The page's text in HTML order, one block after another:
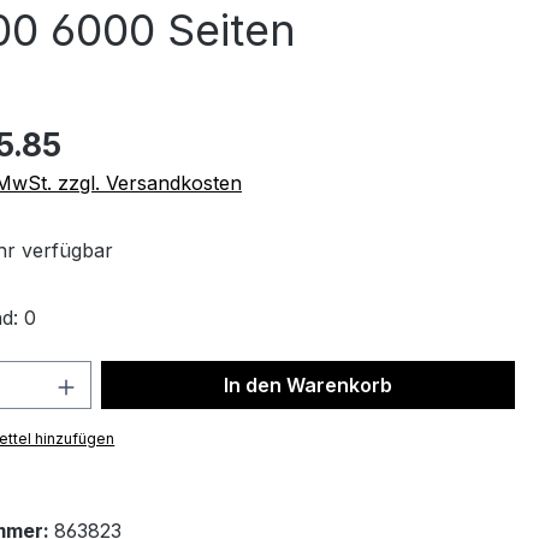
6000 Seiten
zzgl. Versandkosten
verfügbar
0
Anzahl: Gib den gewünschten Wert
In den Warenkorb
hinzufügen
863823